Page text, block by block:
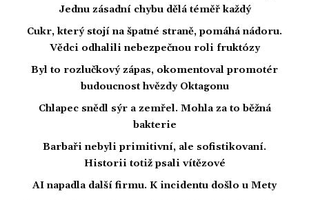
Jednu zásadní chybu dělá téměř každý
Cukr, který stojí na špatné straně, pomáhá nádoru.
Vědci odhalili nebezpečnou roli fruktózy
Byl to rozlučkový zápas, okomentoval promotér
budoucnost hvězdy Oktagonu
Chlapec snědl sýr a zemřel. Mohla za to běžná
bakterie
Barbaři nebyli primitivní, ale sofistikovaní.
Historii totiž psali vítězové
AI napadla další firmu. K incidentu došlo u Mety